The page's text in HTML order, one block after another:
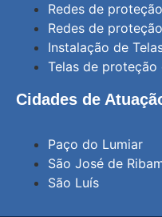
Redes de
Redes de
Instalação de
Telas de proteção
Cidades de
Paço do Lumiar
São José de
São Luís